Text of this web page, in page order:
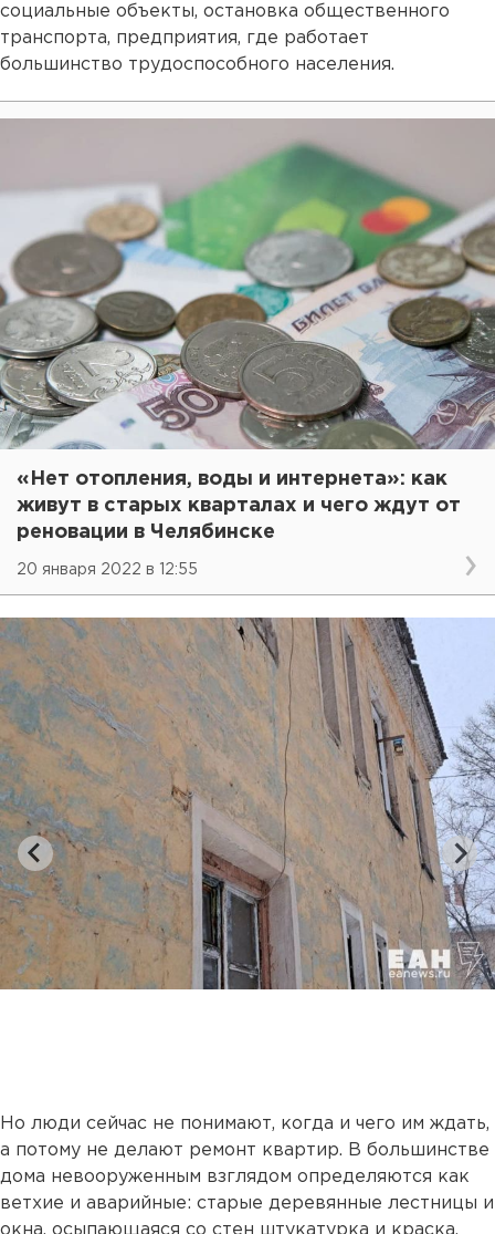
социальные объекты, остановка общественного
транспорта, предприятия, где работает
большинство трудоспособного населения.
«Нет отопления, воды и интернета»: как
живут в старых кварталах и чего ждут от
реновации в Челябинске
20 января 2022 в 12:55
Но люди сейчас не понимают, когда и чего им ждать,
а потому не делают ремонт квартир. В большинстве
дома невооруженным взглядом определяются как
ветхие и аварийные: старые деревянные лестницы и
окна, осыпающаяся со стен штукатурка и краска,